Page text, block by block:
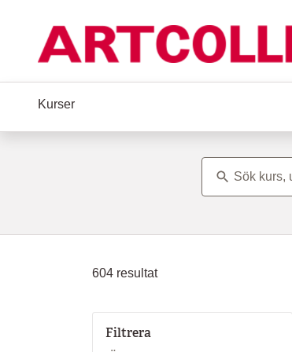
Kurser
604 resultat
Filtrera